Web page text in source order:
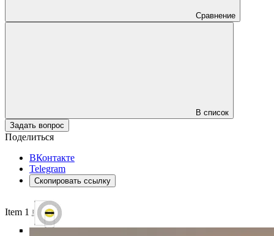
Сравнение
В список
Задать вопрос
Поделиться
ВКонтакте
Telegram
Скопировать ссылку
Item 1 of 6